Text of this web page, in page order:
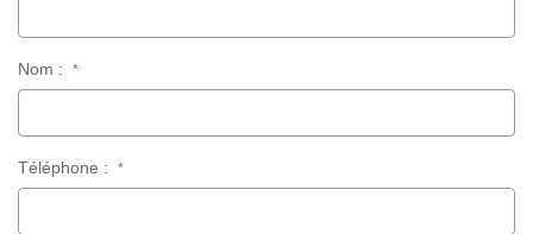
Nom : *
Téléphone : *